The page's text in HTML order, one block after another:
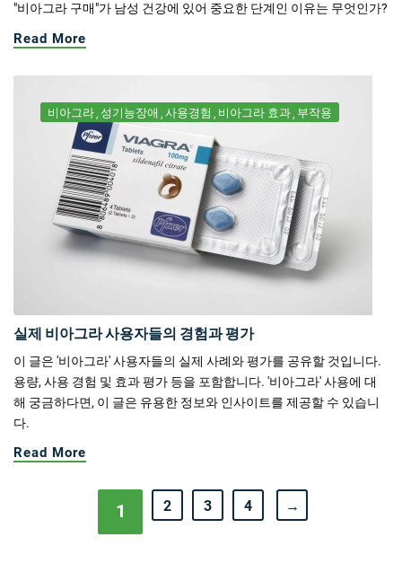
"비아그라 구매"가 남성 건강에 있어 중요한 단계인 이유는 무엇인가?
Read More
비아그라 성기능장애 사용경험 비아그라 효과 부작용
실제 비아그라 사용자들의 경험과 평가
이 글은 '비아그라' 사용자들의 실제 사례와 평가를 공유할 것입니다.
용량, 사용 경험 및 효과 평가 등을 포함합니다. '비아그라' 사용에 대
해 궁금하다면, 이 글은 유용한 정보와 인사이트를 제공할 수 있습니
다.
Read More
1 2 3 4 →